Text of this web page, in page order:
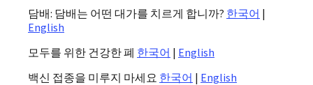
담배: 담배는 어떤 대가를 치르게 합니까? 한국어 |
English
모두를 위한 건강한 폐 한국어 | English
백신 접종을 미루지 마세요 한국어 | English